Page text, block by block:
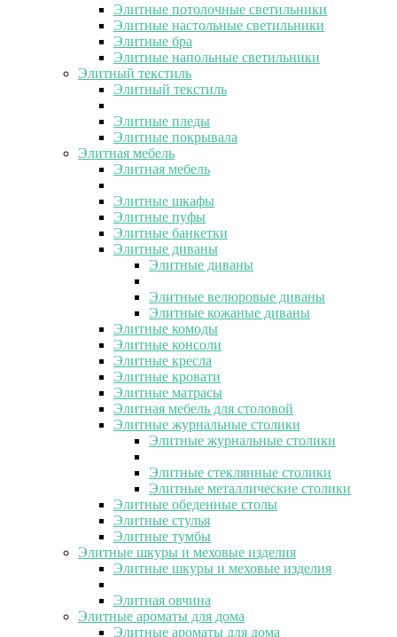
Элитные потолочные светильники
Элитные настольные светильники
Элитные бра
Элитные напольные светильники
Элитный текстиль
Элитный текстиль
Элитные пледы
Элитные покрывала
Элитная мебель
Элитная мебель
Элитные шкафы
Элитные пуфы
Элитные банкетки
Элитные диваны
Элитные диваны
Элитные велюровые диваны
Элитные кожаные диваны
Элитные комоды
Элитные консоли
Элитные кресла
Элитные кровати
Элитные матрасы
Элитная мебель для столовой
Элитные журнальные столики
Элитные журнальные столики
Элитные стеклянные столики
Элитные металлические столики
Элитные обеденные столы
Элитные стулья
Элитные тумбы
Элитные шкуры и меховые изделия
Элитные шкуры и меховые изделия
Элитная овчина
Элитные ароматы для дома
Элитные ароматы для дома